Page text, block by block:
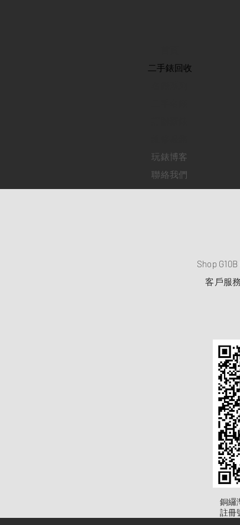
​二手錶回收
玩錶博客
聯絡我們
Shop
客戶服
銅纙
註冊